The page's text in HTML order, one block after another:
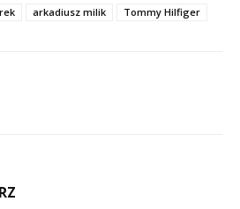
arkadiusz milik Tommy Hilfiger